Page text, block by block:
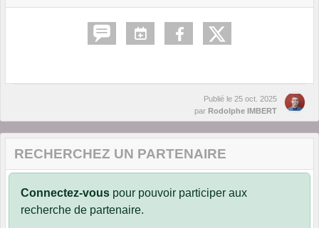
Publié le 25 oct. 2025
par Rodolphe IMBERT
RECHERCHEZ UN PARTENAIRE
Connectez-vous pour pouvoir participer aux
recherche de partenaire.